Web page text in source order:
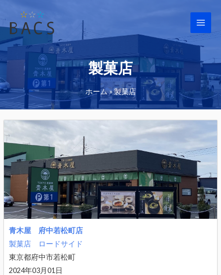
Main
製菓店
ホーム»製菓店
青木屋 府中若松町店
製菓店
ロードサイド
東京都府中市若松町
2024年03月01日